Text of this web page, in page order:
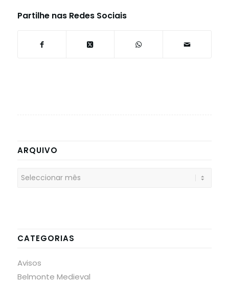
Partilhe nas Redes Sociais
ARQUIVO
CATEGORIAS
Avisos
Belmonte Medieval